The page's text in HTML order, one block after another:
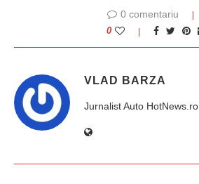
0 comentariu
0
VLAD BARZA
Jurnalist Auto HotNews.ro